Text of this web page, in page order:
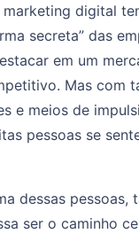
digital
secreta” das
em um
Mas com
e meios de
pessoas se
dessas pessoas,
ser o caminho